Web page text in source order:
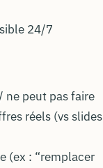
24/7
ne peut pas faire
réels (vs slides
(ex : “remplacer